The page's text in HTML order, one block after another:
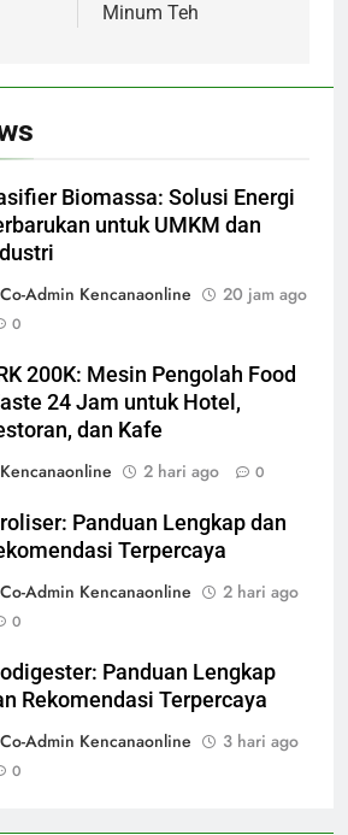
Minum Teh
Biomassa: Solusi Energi
untuk UMKM dan
Co-Admin Kencanaonline
20 jam ago
0
200K: Mesin Pengolah Food
24 Jam untuk Hotel,
dan Kafe
Kencanaonline
2 hari ago 0
Panduan Lengkap dan
Terpercaya
Co-Admin Kencanaonline
2 hari ago
0
Panduan Lengkap
Rekomendasi Terpercaya
Co-Admin Kencanaonline
3 hari ago
0